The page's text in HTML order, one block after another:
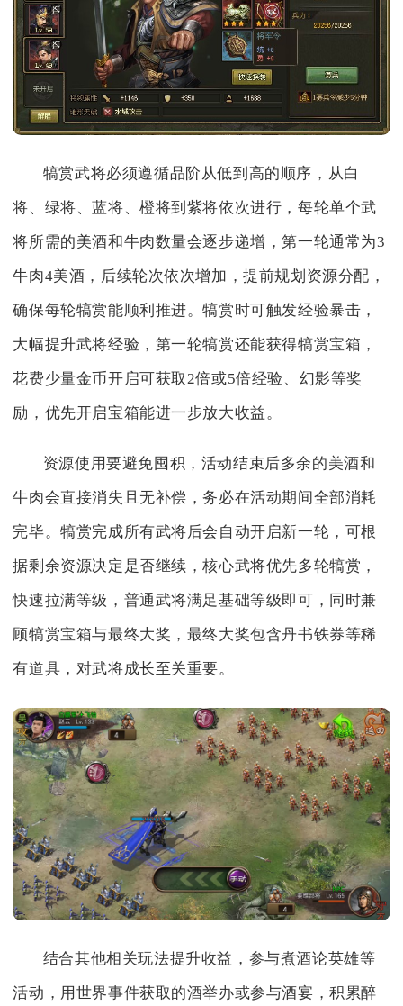
犒赏武将必须遵循品阶从低到高的顺序，从白
将、绿将、蓝将、橙将到紫将依次进行，每轮单个武
将所需的美酒和牛肉数量会逐步递增，第一轮通常为3
牛肉4美酒，后续轮次依次增加，提前规划资源分配，
确保每轮犒赏能顺利推进。犒赏时可触发经验暴击，
大幅提升武将经验，第一轮犒赏还能获得犒赏宝箱，
花费少量金币开启可获取2倍或5倍经验、幻影等奖
励，优先开启宝箱能进一步放大收益。
资源使用要避免囤积，活动结束后多余的美酒和
牛肉会直接消失且无补偿，务必在活动期间全部消耗
完毕。犒赏完成所有武将后会自动开启新一轮，可根
据剩余资源决定是否继续，核心武将优先多轮犒赏，
快速拉满等级，普通武将满足基础等级即可，同时兼
顾犒赏宝箱与最终大奖，最终大奖包含丹书铁券等稀
有道具，对武将成长至关重要。
结合其他相关玩法提升收益，参与煮酒论英雄等
活动，用世界事件获取的酒举办或参与酒宴，积累醉